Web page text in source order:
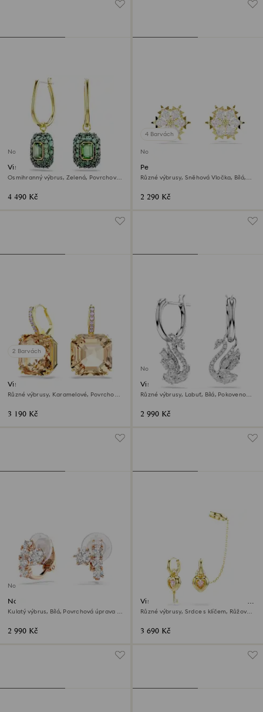
Novinka
Visací náušnice Sublima
Osmihranný výbrus, Zelená, Povrchová
4 490 Kč
4 Barvách
Novinka
Peckové náušnice Magic
Různé výbrusy, Sněhová Vločka, Bílá,
2 290 Kč
2 Barvách
Visací náušnice Millenia
Různé výbrusy, Karamelové, Povrchová
3 190 Kč
Novinka
Visací náušnice Swan
Různé výbrusy, Labuť, Bílá, Pokoveno
2 990 Kč
Novinka
Náušnice klipsy Matrix
Kulatý výbrus, Bílá, Povrchová úprava z
2 990 Kč
Visací náušnice s ozdobou ucha
Idyllia
Různé výbrusy, Srdce s klíčem, Růžové,
3 690 Kč